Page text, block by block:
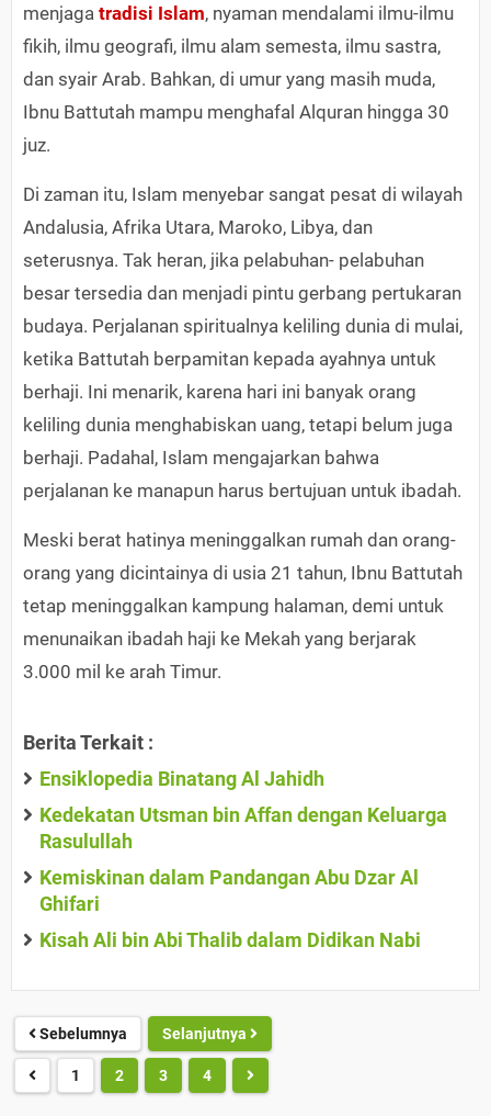
menjaga tradisi Islam, nyaman mendalami ilmu-ilmu
fikih, ilmu geografi, ilmu alam semesta, ilmu sastra,
dan syair Arab. Bahkan, di umur yang masih muda,
Ibnu Battutah mampu menghafal Alquran hingga 30
juz.
Di zaman itu, Islam menyebar sangat pesat di wilayah
Andalusia, Afrika Utara, Maroko, Libya, dan
seterusnya. Tak heran, jika pelabuhan- pelabuhan
besar tersedia dan menjadi pintu gerbang pertukaran
budaya. Perjalanan spiritualnya keliling dunia di mulai,
ketika Battutah berpamitan kepada ayahnya untuk
berhaji. Ini menarik, karena hari ini banyak orang
keliling dunia menghabiskan uang, tetapi belum juga
berhaji. Padahal, Islam mengajarkan bahwa
perjalanan ke manapun harus bertujuan untuk ibadah.
Meski berat hatinya meninggalkan rumah dan orang-
orang yang dicintainya di usia 21 tahun, Ibnu Battutah
tetap meninggalkan kampung halaman, demi untuk
menunaikan ibadah haji ke Mekah yang berjarak
3.000 mil ke arah Timur.
Berita Terkait :
Ensiklopedia Binatang Al Jahidh
Kedekatan Utsman bin Affan dengan Keluarga
Rasulullah
Kemiskinan dalam Pandangan Abu Dzar Al
Ghifari
Kisah Ali bin Abi Thalib dalam Didikan Nabi
Sebelumnya Selanjutnya
1 2 3 4